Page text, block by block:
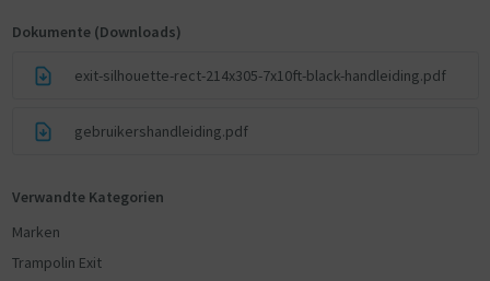
Dokumente (Downloads)
exit-silhouette-rect-214x305-7x10ft-black-handleiding.pdf
gebruikershandleiding.pdf
Verwandte Kategorien
Marken
Trampolin Exit